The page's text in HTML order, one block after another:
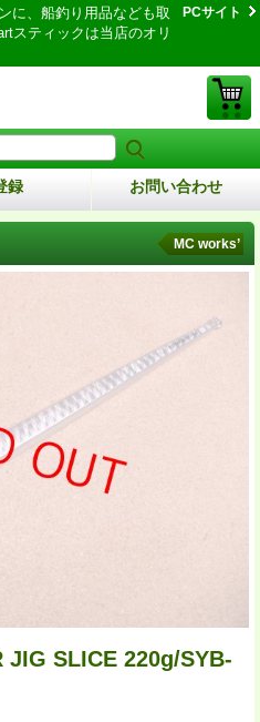
に、船釣り用品なども取
スティックは当店のオリ
PCサイト
録 お問い合わせ
MC works’
SLICE 220g/SYB-